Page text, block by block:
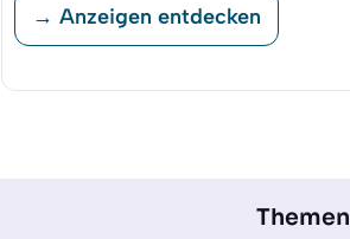
→ Anzeigen entdecken
Themen